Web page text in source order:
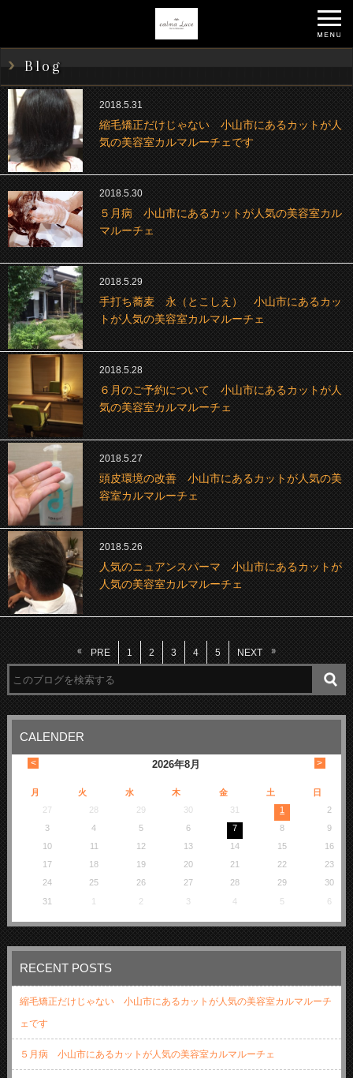
Blog
2018.5.31
縮毛矯正だけじゃない 小山市にあるカットが人
気の美容室カルマルーチェです
2018.5.30
５月病 小山市にあるカットが人気の美容室カル
マルーチェ
2018.5.29
手打ち蕎麦 永（とこしえ） 小山市にあるカッ
トが人気の美容室カルマルーチェ
2018.5.28
６月のご予約について 小山市にあるカットが人
気の美容室カルマルーチェ
2018.5.27
頭皮環境の改善 小山市にあるカットが人気の美
容室カルマルーチェ
2018.5.26
人気のニュアンスパーマ 小山市にあるカットが
人気の美容室カルマルーチェ
PRE 1 2 3 4 5 NEXT
CALENDER
2026年8月
< >
月 火 水 木 金 土
日
27
28 29 30 31 1
2
3
4 5 6 7 8
9
10
11 12 13 14 15
16
17
18 19 20 21 22
23
24
25 26 27 28 29
30
31
1 2 3 4 5 6
RECENT POSTS
縮毛矯正だけじゃない 小山市にあるカットが人気の美容室カルマルーチ
ェです
５月病 小山市にあるカットが人気の美容室カルマルーチェ